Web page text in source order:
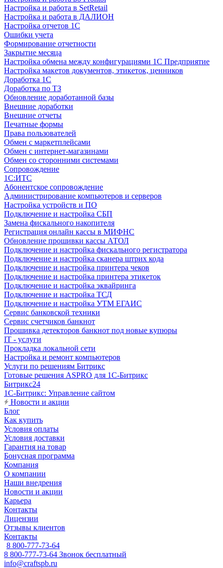
Настройка и работа в SetRetail
Настройка и работа в ДАЛИОН
Настройка отчетов 1С
Ошибки учета
Формирование отчетности
Закрытие месяца
Настройка обмена между конфигурациями 1С Предприятие
Настройка макетов документов, этикеток, ценников
Доработка 1С
Доработка по ТЗ
Обновление доработанной базы
Внешние доработки
Внешние отчеты
Печатные формы
Права пользователей
Обмен с маркетплейсами
Обмен с интернет-магазинами
Обмен со сторонними системами
Сопровождение
1C:ИТС
Абонентское сопровождение
Администрирование компьютеров и серверов
Настройка устройств и ПО
Подключение и настройка СБП
Замена фискального накопителя
Регистрация онлайн кассы в МИФНС
Обновление прошивки кассы АТОЛ
Подключение и настройка фискального регистратора
Подключение и настройка сканера штрих кода
Подключение и настройка принтера чеков
Подключение и настройка принтера этикеток
Подключение и настройка эквайринга
Подключение и настройка ТСД
Подключение и настройка УТМ ЕГАИС
Сервис банковской техники
Сервис счетчиков банкнот
Прошивка детекторов банкнот под новые купюры
IT - услуги
Прокладка локальной сети
Настройка и ремонт компьютеров
Услуги по решениям Битрикс
Готовые решения ASPRO для 1С-Битрикс
Битрикс24
1С-Битрикс: Управление сайтом
Новости и акции
Блог
Как купить
Условия оплаты
Условия доставки
Гарантия на товар
Бонусная программа
Компания
О компании
Наши внедрения
Новости и акции
Карьера
Контакты
Лицензии
Отзывы клиентов
Контакты
8 800-777-73-64
8 800-777-73-64 Звонок бесплатный
info@craftspb.ru